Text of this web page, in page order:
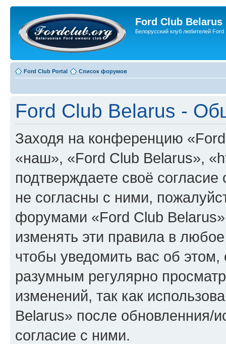
Ford Club Belarus
Белорусский клуб любителей Ford
Ford Club Portal Список форумов
Ford Club Belarus -
Заходя на конференцию
«наш», «Ford Club Belarus»,
подтверждаете своё
не согласны с ними,
форумами «Ford Club
изменять эти правила в
чтобы уведомить вас об
разумным регулярно
изменений, так как
Belarus» после обновленния/
согласие с ними.